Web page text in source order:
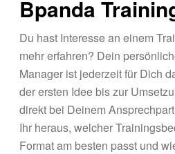
Bpanda
Du hast Interesse an einem
mehr erfahren? Dein
Manager ist jederzeit für Dich
der ersten Idee bis zur
direkt bei Deinem
Ihr heraus, welcher
Format am besten passt und